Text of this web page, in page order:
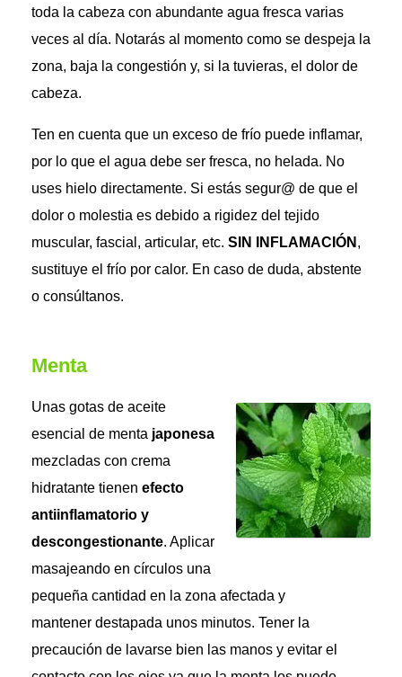
toda la cabeza con abundante agua fresca varias
veces al día. Notarás al momento como se despeja la
zona, baja la congestión y, si la tuvieras, el dolor de
cabeza.
Ten en cuenta que un exceso de frío puede inflamar,
por lo que el agua debe ser fresca, no helada. No
uses hielo directamente. Si estás segur@ de que el
dolor o molestia es debido a rigidez del tejido
muscular, fascial, articular, etc. SIN INFLAMACIÓN ,
sustituye el frío por calor. En caso de duda, abstente
o consúltanos.
Menta
Unas gotas de aceite
esencial de menta japonesa
mezcladas con crema
hidratante tienen efecto
antiinflamatorio y
descongestionante. Aplicar
masajeando en círculos una
pequeña cantidad en la zona afectada y
mantener destapada unos minutos. Tener la
precaución de lavarse bien las manos y evitar el